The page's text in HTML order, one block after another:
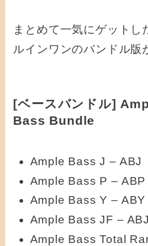
まとめて一気にゲットし
ルインワンのバンドル版
[ベースバンドル]
Bass Bundle
Ample Bass J – ABJ
Ample Bass P – ABP
Ample Bass Y – ABY
Ample Bass JF –
Ample Bass Total